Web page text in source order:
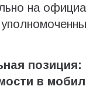
на
позиция:
в